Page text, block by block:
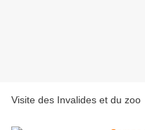
Visite des Invalides et du zoo